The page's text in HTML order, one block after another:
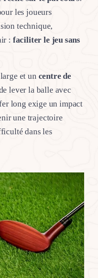
les joueurs
technique,
: faciliter le jeu sans
et un centre de
lever la balle avec
long exige un impact
une trajectoire
dans les